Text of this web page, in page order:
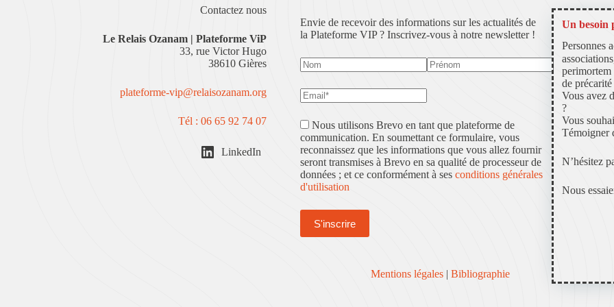
Contactez nous
Le Relais Ozanam | Plateforme ViP
33, rue Victor Hugo
38610 Gières
plateforme-vip@relaisozanam.org
Tél : 06 65 92 74 07
LinkedIn
Envie de recevoir des informations sur les actualités de
la Plateforme VIP ? Inscrivez-vous à notre newsletter !
Nous utilisons Brevo en tant que plateforme de
communication. En soumettant ce formulaire, vous
reconnaissez que les informations que vous allez fournir
seront transmises à Brevo en sa qualité de processeur de
données ; et ce conformément à ses conditions générales
d'utilisation
Un besoin
Personnes
perimortem
de
Vous avez
?
Vous
Témoigner
N’hésitez
Nous
Mentions légales| Bibliographie